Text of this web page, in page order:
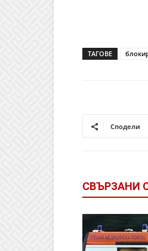
ТАГОВЕ
Сподели
СВЪРЗАНИ